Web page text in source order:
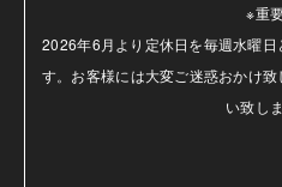
※重
2026年6月より定休日を毎週水曜
す。お客様には大変ご迷惑おかけ
い致しま